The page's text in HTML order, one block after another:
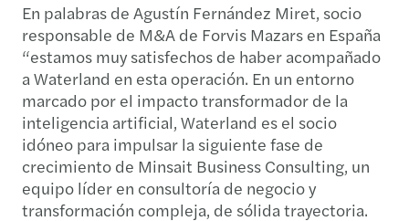
En palabras de Agustín Fernández Miret, socio
responsable de M&A de Forvis Mazars en España
“estamos muy satisfechos de haber acompañado
a Waterland en esta operación. En un entorno
marcado por el impacto transformador de la
inteligencia artificial, Waterland es el socio
idóneo para impulsar la siguiente fase de
crecimiento de Minsait Business Consulting, un
equipo líder en consultoría de negocio y
transformación compleja, de sólida trayectoria.